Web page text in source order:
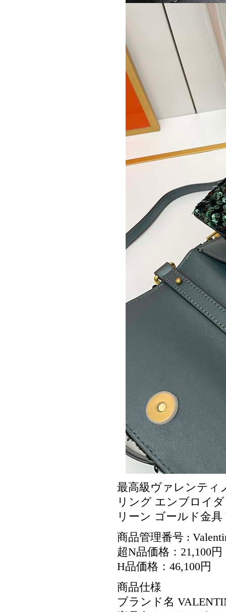
最高級ヴァレンティ
リング エンブロイ
リーン ゴールド金具
商品管理番号 :
超N品価格：21,100円
H品価格：46,100円
商品仕様
ブランド名